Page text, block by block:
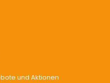
und Aktionen